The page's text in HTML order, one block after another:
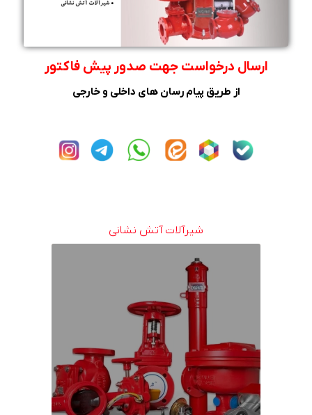
ارسال درخواست جهت صدور پیش فاکتور
از طریق پیام رسان های داخلی و خارجی
شیرآلات آتش نشانی